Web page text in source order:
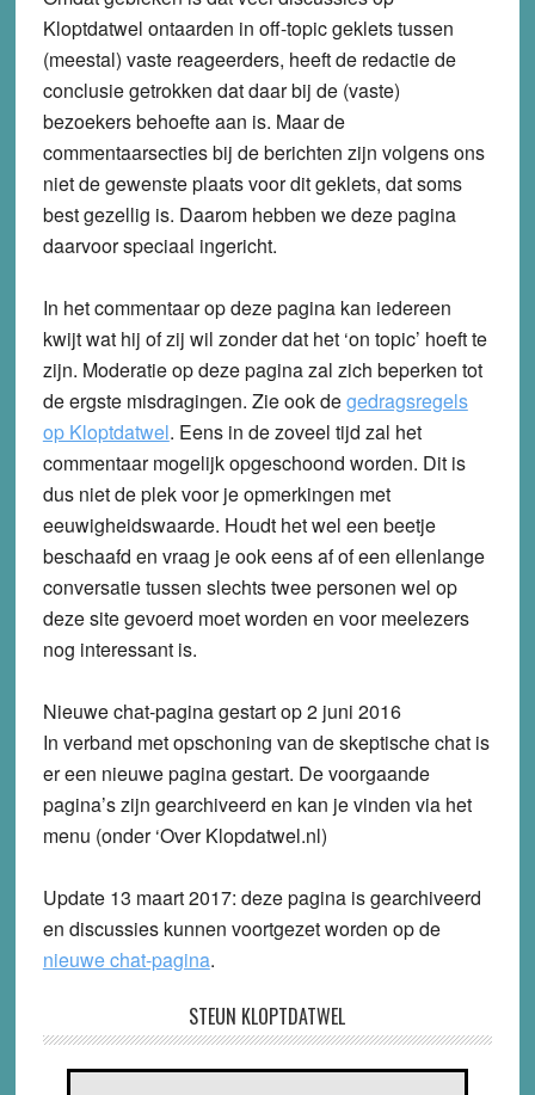
Kloptdatwel ontaarden in off-topic geklets tussen
(meestal) vaste reageerders, heeft de redactie de
conclusie getrokken dat daar bij de (vaste)
bezoekers behoefte aan is. Maar de
commentaarsecties bij de berichten zijn volgens ons
niet de gewenste plaats voor dit geklets, dat soms
best gezellig is. Daarom hebben we deze pagina
daarvoor speciaal ingericht.
In het commentaar op deze pagina kan iedereen
kwijt wat hij of zij wil zonder dat het ‘on topic’ hoeft te
zijn. Moderatie op deze pagina zal zich beperken tot
de ergste misdragingen. Zie ook degedragsregels
op Kloptdatwel. Eens in de zoveel tijd zal het
commentaar mogelijk opgeschoond worden. Dit is
dus niet de plek voor je opmerkingen met
eeuwigheidswaarde. Houdt het wel een beetje
beschaafd en vraag je ook eens af of een ellenlange
conversatie tussen slechts twee personen wel op
deze site gevoerd moet worden en voor meelezers
nog interessant is.
Nieuwe chat-pagina gestart op 2 juni 2016
In verband met opschoning van de skeptische chat is
er een nieuwe pagina gestart. De voorgaande
pagina’s zijn gearchiveerd en kan je vinden via het
menu (onder ‘Over Klopdatwel.nl)
Update 13 maart 2017: deze pagina is gearchiveerd
en discussies kunnen voortgezet worden op de
nieuwe chat-pagina.
STEUN KLOPTDATWEL